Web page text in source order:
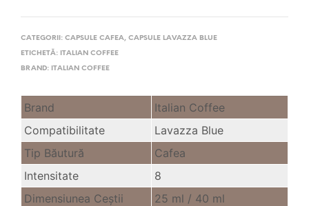
CATEGORII: CAPSULE CAFEA, CAPSULE LAVAZZA BLUE
ETICHETĂ: ITALIAN COFFEE
BRAND: ITALIAN COFFEE
Brand
Italian Coffee
Compatibilitate
Lavazza Blue
Tip Băutură
Cafea
Intensitate
8
Dimensiunea Ceştii
25 ml / 40 ml